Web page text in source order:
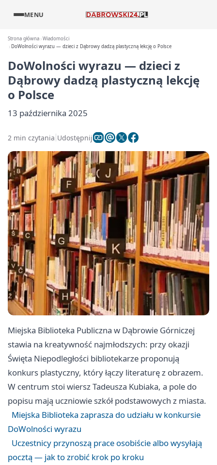
MENU
Strona główna Wiadomości
DoWolności wyrazu — dzieci z Dąbrowy dadzą plastyczną lekcję o Polsce
DoWolności wyrazu — dzieci z
Dąbrowy dadzą plastyczną lekcję
o Polsce
13 października 2025
2 min czytania Udostępnij
Miejska Biblioteka Publiczna w Dąbrowie Górniczej
stawia na kreatywność najmłodszych: przy okazji
Święta Niepodległości bibliotekarze proponują
konkurs plastyczny, który łączy literaturę z obrazem.
W centrum stoi wiersz Tadeusza Kubiaka, a pole do
popisu mają uczniowie szkół podstawowych z miasta.
Miejska Biblioteka zaprasza do udziału w konkursie
DoWolności wyrazu
Uczestnicy przynoszą prace osobiście albo wysyłają
pocztą — jak to zrobić krok po kroku